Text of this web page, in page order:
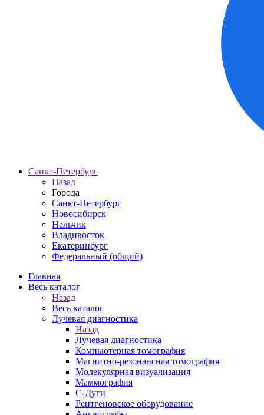
Санкт-Петербург
Назад
Города
Санкт-Петербург
Новосибирск
Нальчик
Владивосток
Екатеринбург
Федеральный (общий)
Главная
Весь каталог
Назад
Весь каталог
Лучевая диагностика
Назад
Лучевая диагностика
Компьютерная томография
Магнитно-резонансная томография
Молекулярная визуализация
Маммография
С-Дуги
Рентгеновское оборудование